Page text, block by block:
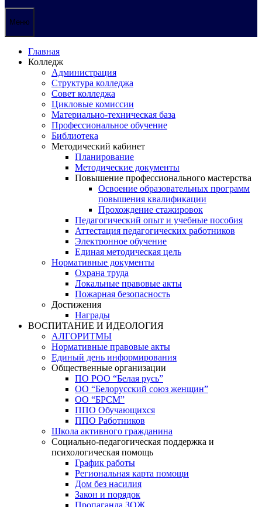
Меню
Главная
Колледж
Администрация
Структура колледжа
Совет колледжа
Цикловые комиссии
Материально-техническая база
Профессиональное обучение
Библиотека
Методический кабинет
Планирование
Методические документы
Повышение профессионального мастерства
Освоение образовательных программ
повышения квалификации
Прохождение стажировок
Педагогический опыт и учебные пособия
Аттестация педагогических работников
Электронное обучение
Единая методическая цель
Нормативные документы
Охрана труда
Локальные правовые акты
Пожарная безопасность
Достижения
Награды
ВОСПИТАНИЕ И ИДЕОЛОГИЯ
АЛГОРИТМЫ
Нормативные правовые акты
Единый день информирования
Общественные организации
ПО РОО “Белая русь”
ОО “Белорусский союз женщин”
ОО “БРСМ”
ППО Обучающихся
ППО Работников
Школа активного гражданина
Социально-педагогическая поддержка и
психологическая помощь
График работы
Региональная карта помощи
Дом без насилия
Закон и порядок
Пропаганда ЗОЖ